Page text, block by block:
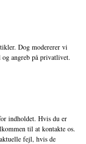
Dog modererer vi
og angreb på privatlivet.
indholdet. Hvis du er
til at kontakte os.
fejl, hvis de